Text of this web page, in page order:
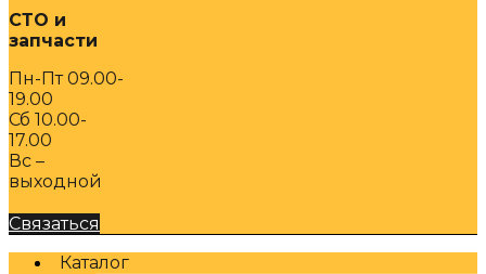
СТО и
запчасти
Пн-Пт 09.00-
19.00
Сб 10.00-
17.00
Вс –
выходной
Связаться
Каталог